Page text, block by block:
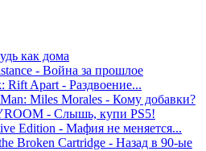
как дома
- Война за прошлое
Rift Apart - Раздвоение...
Miles Morales - Кому добавки?
- Слышь, купи PS5!
Edition - Мафия не меняется...
Broken Cartridge - Назад в 90-ые